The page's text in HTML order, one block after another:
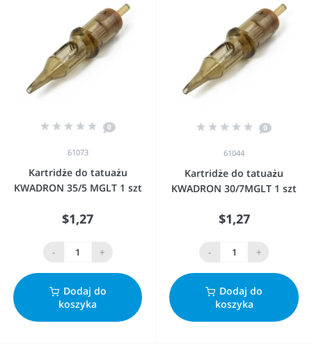
0
61073
Kartridże do tatuażu
KWADRON 35/5 MGLT 1 szt
$1,27
- +
Dodaj do
koszyka
0
61044
Kartridże do tatuażu
KWADRON 30/7MGLT 1 szt
$1,27
- +
Dodaj do
koszyka